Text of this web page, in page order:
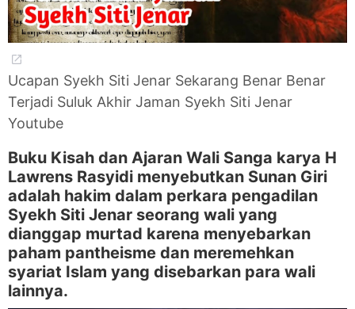
Ucapan Syekh Siti Jenar Sekarang Benar Benar
Terjadi Suluk Akhir Jaman Syekh Siti Jenar
Youtube
Buku Kisah dan Ajaran Wali Sanga karya H
Lawrens Rasyidi menyebutkan Sunan Giri
adalah hakim dalam perkara pengadilan
Syekh Siti Jenar seorang wali yang
dianggap murtad karena menyebarkan
paham pantheisme dan meremehkan
syariat Islam yang disebarkan para wali
lainnya.